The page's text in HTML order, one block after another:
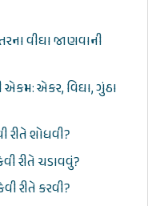
વીઘા જાણવાની
એકર, વિઘા, ગુંઠા
રીતે શોધવી?
રીતે ચડાવવું?
રીતે કરવી?